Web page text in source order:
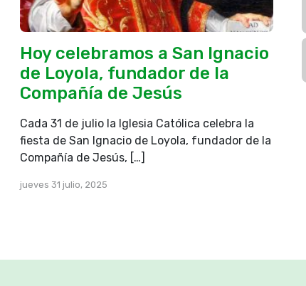
Hoy celebramos a San Ignacio
de Loyola, fundador de la
Compañía de Jesús
Cada 31 de julio la Iglesia Católica celebra la
fiesta de San Ignacio de Loyola, fundador de la
Compañía de Jesús, […]
jueves 31 julio, 2025